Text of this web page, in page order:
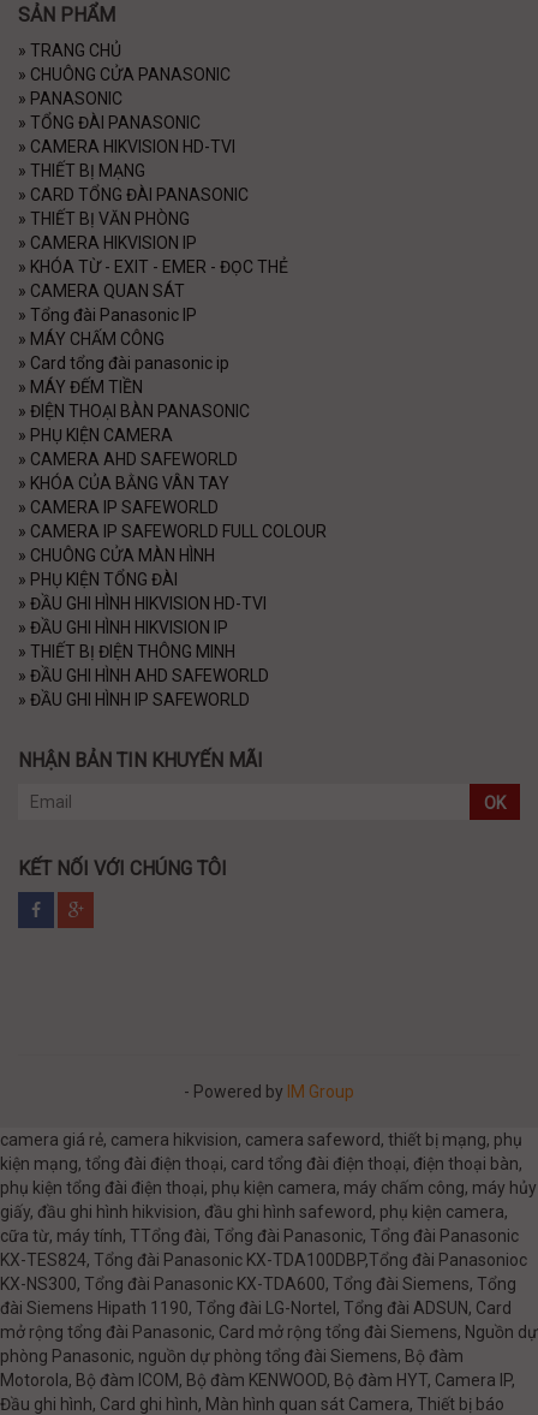
SẢN PHẨM
» TRANG CHỦ
» CHUÔNG CỬA PANASONIC
» PANASONIC
» TỔNG ĐÀI PANASONIC
» CAMERA HIKVISION HD-TVI
» THIẾT BỊ MẠNG
» CARD TỔNG ĐÀI PANASONIC
» THIẾT BỊ VĂN PHÒNG
» CAMERA HIKVISION IP
» KHÓA TỪ - EXIT - EMER - ĐỌC THẺ
» CAMERA QUAN SÁT
» Tổng đài Panasonic IP
» MÁY CHẤM CÔNG
» Card tổng đài panasonic ip
» MÁY ĐẾM TIỀN
» ĐIỆN THOẠI BÀN PANASONIC
» PHỤ KIỆN CAMERA
» CAMERA AHD SAFEWORLD
» KHÓA CỦA BẰNG VÂN TAY
» CAMERA IP SAFEWORLD
» CAMERA IP SAFEWORLD FULL COLOUR
» CHUÔNG CỬA MÀN HÌNH
» PHỤ KIỆN TỔNG ĐÀI
» ĐẦU GHI HÌNH HIKVISION HD-TVI
» ĐẦU GHI HÌNH HIKVISION IP
» THIẾT BỊ ĐIỆN THÔNG MINH
» ĐẦU GHI HÌNH AHD SAFEWORLD
» ĐẦU GHI HÌNH IP SAFEWORLD
NHẬN BẢN TIN KHUYẾN MÃI
OK
KẾT NỐI VỚI CHÚNG TÔI
- Powered by IM Group
camera giá rẻ, camera hikvision, camera safeword, thiết bị mạng, phụ
kiện mạng, tổng đài điện thoại, card tổng đài điện thoại, điện thoại bàn,
phụ kiện tổng đài điện thoại, phụ kiện camera, máy chấm công, máy hủy
giấy, đầu ghi hình hikvision, đầu ghi hình safeword, phụ kiện camera,
cữa từ, máy tính, TTổng đài, Tổng đài Panasonic, Tổng đài Panasonic
KX-TES824, Tổng đài Panasonic KX-TDA100DBP,Tổng đài Panasonioc
KX-NS300, Tổng đài Panasonic KX-TDA600, Tổng đài Siemens, Tổng
đài Siemens Hipath 1190, Tổng đài LG-Nortel, Tổng đài ADSUN, Card
mở rộng tổng đài Panasonic, Card mở rộng tổng đài Siemens, Nguồn dự
phòng Panasonic, nguồn dự phòng tổng đài Siemens, Bộ đàm
Motorola, Bộ đàm ICOM, Bộ đàm KENWOOD, Bộ đàm HYT, Camera IP,
Đầu ghi hình, Card ghi hình, Màn hình quan sát Camera, Thiết bị báo